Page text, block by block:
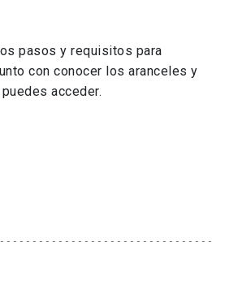
pasos y requisitos para
con conocer los aranceles y
acceder.